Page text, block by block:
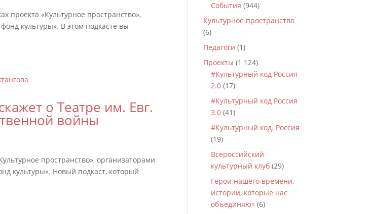
проекта «Культурное пространство»,
культуры». В этом подкасте вы
о Театре им. Евг.
войны
пространство», организаторами
культуры». Новый подкаст, который
События (944)
Культурное пространство
(6)
Педагоги (1)
Проекты (1 124)
#Культурный код Россия
2.0 (17)
#Культурный код Россия
3.0 (41)
#Культурный код. Россия
(19)
Всероссийский
культурный клуб (29)
Герои нашего времени,
истории, которые нас
объединяют (6)